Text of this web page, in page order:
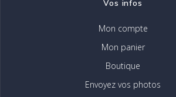
Vos infos
Mon compte
Mon panier
Boutique
Envoyez vos photos